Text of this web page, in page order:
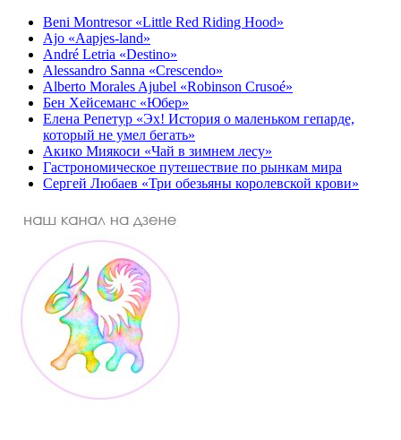
Beni Montresor «Little Red Riding Hood»
Ajo «Aapjes-land»
André Letria «Destino»
Alessandro Sanna «Crescendo»
Alberto Morales Ajubel «Robinson Crusoé»
Бен Хейсеманс «Юбер»
Елена Репетур «Эх! История о маленьком гепарде,
который не умел бегать»
Акико Миякоси «Чай в зимнем лесу»
Гастрономическое путешествие по рынкам мира
Сергей Любаев «Три обезьяны королевской крови»